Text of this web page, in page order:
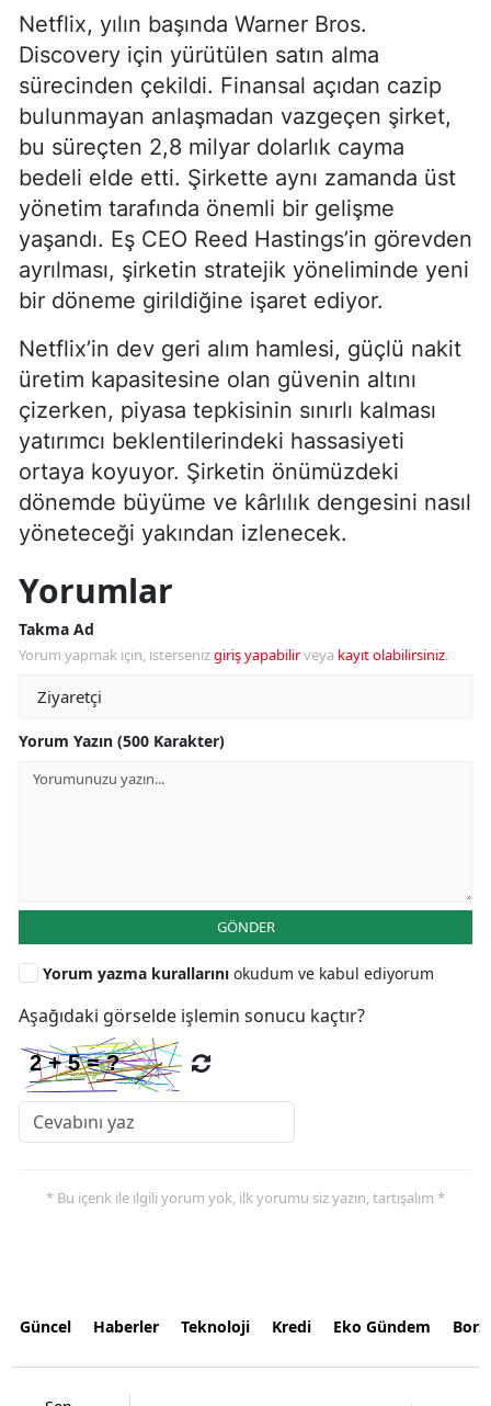
Netflix, yılın başında Warner Bros.
Discovery için yürütülen satın alma
sürecinden çekildi. Finansal açıdan cazip
bulunmayan anlaşmadan vazgeçen şirket,
bu süreçten 2,8 milyar dolarlık cayma
bedeli elde etti. Şirkette aynı zamanda üst
yönetim tarafında önemli bir gelişme
yaşandı. Eş CEO Reed Hastings’in görevden
ayrılması, şirketin stratejik yöneliminde yeni
bir döneme girildiğine işaret ediyor.
Netflix’in dev geri alım hamlesi, güçlü nakit
üretim kapasitesine olan güvenin altını
çizerken, piyasa tepkisinin sınırlı kalması
yatırımcı beklentilerindeki hassasiyeti
ortaya koyuyor. Şirketin önümüzdeki
dönemde büyüme ve kârlılık dengesini nasıl
yöneteceği yakından izlenecek.
Yorumlar
Takma Ad
Yorum yapmak için, istersenizgiriş yapabilirveya kayıt olabilirsiniz.
Yorum Yazın (500 Karakter)
GÖNDER
Yorum yazma kurallarını okudum ve kabul ediyorum
Aşağıdaki görselde işlemin sonucu kaçtır?
* Bu içerik ile ilgili yorum yok, ilk yorumu siz yazın, tartışalım *
Güncel Haberler Teknoloji Kredi Eko Gündem